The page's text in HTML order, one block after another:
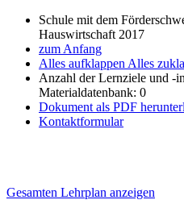
Schule mit dem
Hauswirtschaft 2017
zum Anfang
Alles aufklappen Alles
Anzahl der Lernziele und -
Materialdatenbank: 0
Dokument als PDF
Kontaktformular
Gesamten Lehrplan anzeigen